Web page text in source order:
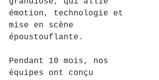
émotion, technologie et
mise en scène
époustouflante.
Pendant 10 mois, nos
équipes ont conçu